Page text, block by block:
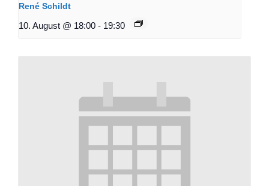
René Schildt
10. August @ 18:00 - 19:30